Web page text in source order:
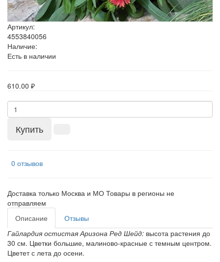
Артикул:
4553840056
Наличие:
Есть в наличии
610.00 ₽
Купить
0 отзывов
Доставка только Москва и МО Товары в регионы не
отправляем
Описание
Отзывы
Гайлардия остистая Аризона Ред Шейд: высота растения до
30 см. Цветки большие, малиново-красные с темным центром.
Цветет с лета до осени.